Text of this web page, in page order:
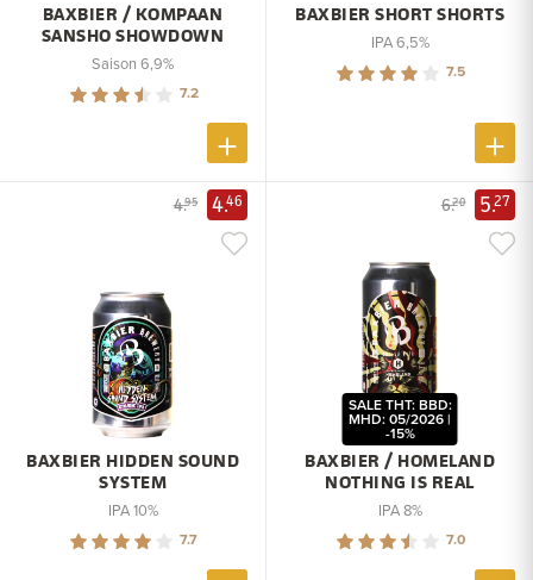
BAXBIER / KOMPAAN
SANSHO SHOWDOWN
Saison 6,9%
7.2
BAXBIER SHORT SHORTS
IPA 6,5%
7.5
4.95 4.46
BAXBIER HIDDEN SOUND
SYSTEM
IPA 10%
7.7
6.20 5.27
BAXBIER / HOMELAND
NOTHING IS REAL
SALE THT: BBD:
MHD: 05/2026 |
-15%
IPA 8%
7.0